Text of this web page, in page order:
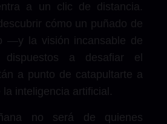
a un clic de distancia.
cómo un puñado de
—y la visión incansable de
dispuestos a desafiar el
a punto de catapultarte a
la inteligencia artificial.
no será de quienes